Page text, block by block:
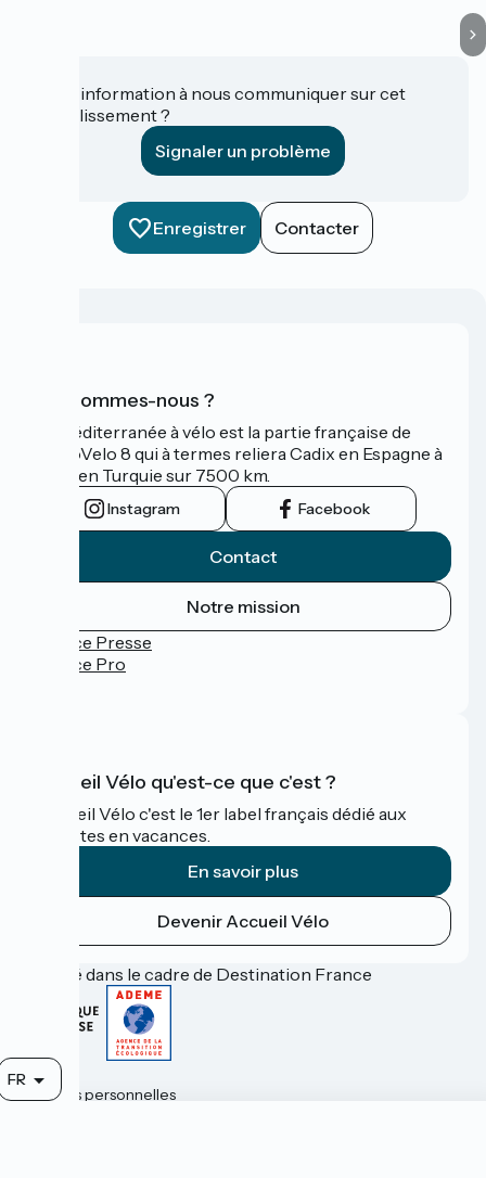
FR
Une information à nous communiquer sur cet
établissement ?
Signaler un problème
Enregistrer Contacter
Qui sommes-nous ?
La Méditerranée à vélo est la partie française de
l'EuroVelo 8 qui à termes reliera Cadix en Espagne à
Izmir en Turquie sur 7500 km.
Instagram Facebook
Contact
Notre mission
Espace Presse
Espace Pro
Accueil Vélo qu'est-ce que c'est ?
Accueil Vélo c'est le 1er label français dédié aux
cyclistes en vacances.
En savoir plus
Devenir Accueil Vélo
Financé dans le cadre de Destination France
Contact
Données personnelles